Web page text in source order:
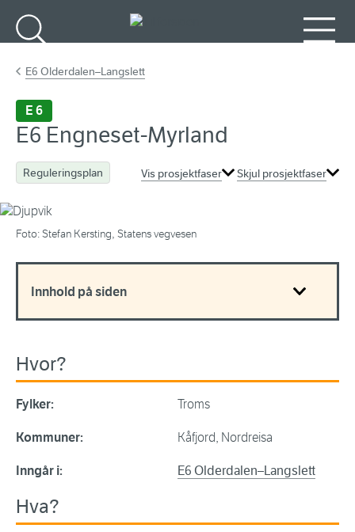
E6 Olderdalen–Langslett
E 6
E6 Engneset-Myrland
Reguleringsplan Vis prosjektfaser Skjul prosjektfaser
Foto: Stefan Kersting, Statens vegvesen
Innhold på siden
Hvor?
Fylker: Troms
Kommuner: Kåfjord, Nordreisa
Inngår i: E6 Olderdalen–Langslett
Hva?